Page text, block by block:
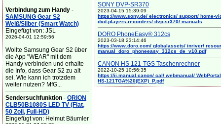
Verbindung zum Handy -
SAMSUNG Gear S2
Weiß/Silber (Smart Watch)
Eingefügt von: JSL
2026-04-01 12:59:56
Wollte Samsung Gear S2 über
die App "WEAR" mit dem
Handy verbinden und erhalte
die Info, dass Gear S2 zu alt
sei. Wie kann ich trotzdem
weiter nutzen? MfG...
Sendersuchfunktion - ORION
CLB50B1080S LED TV (Flat,
50 Zoll, Full-HD)
Eingefügt von: Helmut Bäumler
SONY DVP-SR370
2023-04-15 15:39:09
https://www.sony.de/ electronics/ support/ home-
dvd-players-recorders/ dvp-sr370/ manuals
DORO PhoneEasy® 312cs
2023-03-18 23:14:46
https://www.doro.com/ globalassets/ inriver/
manual_doro_phoneeasy_312cs_de_v10.pdf
CANON HS 121-TGS Taschenrechner
2022-10-25 10:56:35
https://ij.manual.canon/ cal/ webmanual/
HS-121TGA%20(EXP)_P.pdf